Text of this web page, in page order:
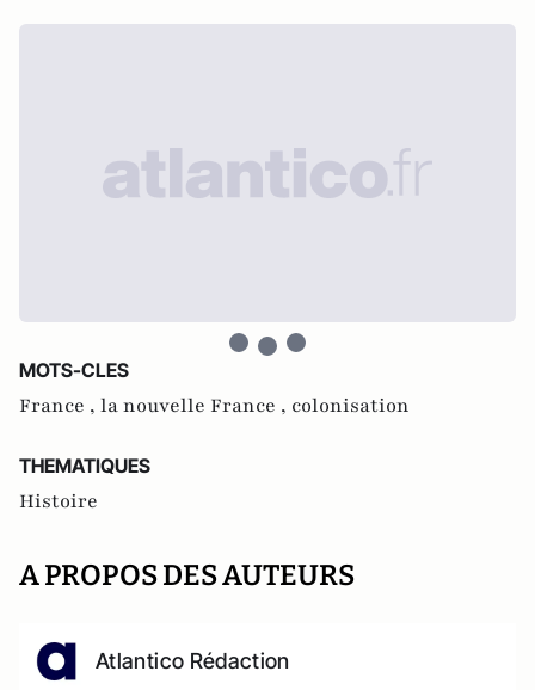
MOTS-CLES
France , la nouvelle France , colonisation
THEMATIQUES
Histoire
A PROPOS DES AUTEURS
Atlantico Rédaction